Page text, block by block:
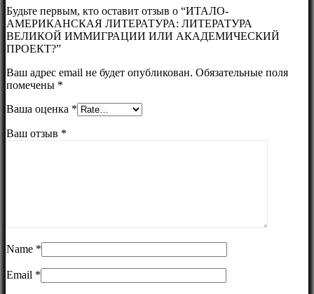
Будьте первым, кто оставит отзыв о “ИТАЛО-
АМЕРИКАНСКАЯ ЛИТЕРАТУРА: ЛИТЕРАТУРА
ВЕЛИКОЙ ИММИГРАЦИИ ИЛИ АКАДЕМИЧЕСКИЙ
ПРОЕКТ?”
Ваш адрес email не будет опубликован. Обязательные поля
помечены *
Ваша оценка *
Ваш отзыв *
Name *
Email *